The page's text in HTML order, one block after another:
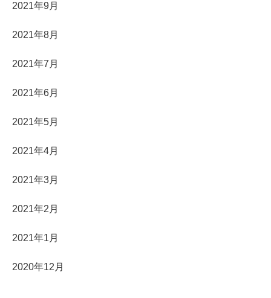
2021年9月
2021年8月
2021年7月
2021年6月
2021年5月
2021年4月
2021年3月
2021年2月
2021年1月
2020年12月